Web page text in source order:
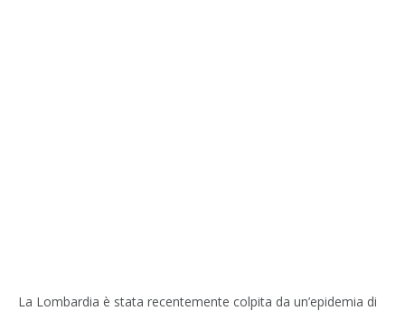
La Lombardia è stata recentemente colpita da un’epidemia di